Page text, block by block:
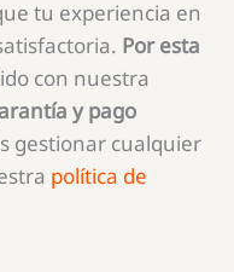
tu experiencia en
Por esta
con nuestra
y pago
gestionar cualquier
política de